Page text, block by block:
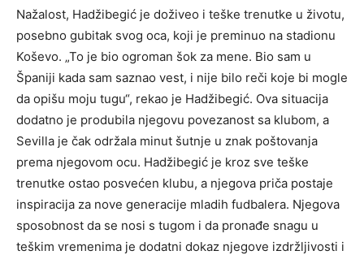
Nažalost, Hadžibegić je doživeo i teške trenutke u životu,
posebno gubitak svog oca, koji je preminuo na stadionu
Koševo. „To je bio ogroman šok za mene. Bio sam u
Španiji kada sam saznao vest, i nije bilo reči koje bi mogle
da opišu moju tugu“, rekao je Hadžibegić. Ova situacija
dodatno je produbila njegovu povezanost sa klubom, a
Sevilla je čak održala minut šutnje u znak poštovanja
prema njegovom ocu. Hadžibegić je kroz sve teške
trenutke ostao posvećen klubu, a njegova priča postaje
inspiracija za nove generacije mladih fudbalera. Njegova
sposobnost da se nosi s tugom i da pronađe snagu u
teškim vremenima je dodatni dokaz njegove izdržljivosti i